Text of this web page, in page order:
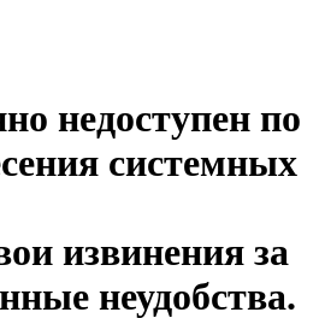
недоступен по
системных
извинения за
неудобства.